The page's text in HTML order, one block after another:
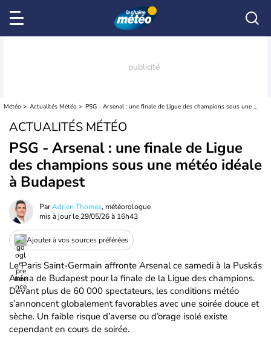
Météo Actualités Météo PSG - Arsenal : une finale de Ligue des champions sous une météo idéale à Budapest
ACTUALITÉS MÉTÉO
PSG - Arsenal : une finale de Ligue
des champions sous une météo idéale
à Budapest
ParAdrien Thomas, météorologue
mis à jour le 29/05/26 à 16h43
Ajouter à vos sources préférées
Le Paris Saint-Germain affronte Arsenal ce samedi à la Puskás
Aréna de Budapest pour la finale de la Ligue des champions.
Devant plus de 60 000 spectateurs, les conditions météo
s’annoncent globalement favorables avec une soirée douce et
sèche. Un faible risque d’averse ou d’orage isolé existe
cependant en cours de soirée.